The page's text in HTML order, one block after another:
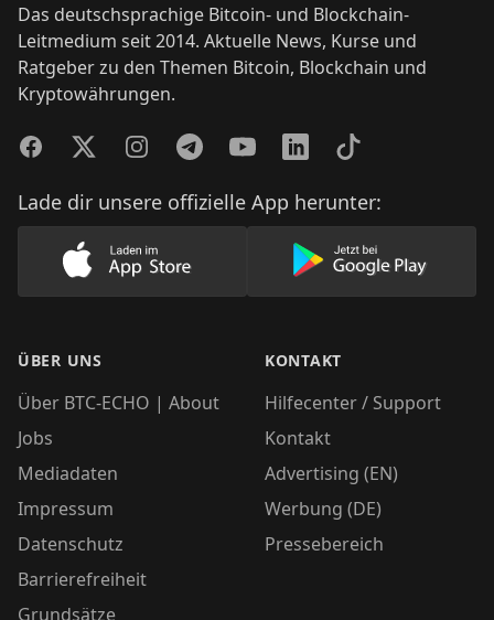
Das deutschsprachige Bitcoin- und Blockchain-
Leitmedium seit 2014. Aktuelle News, Kurse und
Ratgeber zu den Themen Bitcoin, Blockchain und
Kryptowährungen.
FacebookTwitterInstagramTelegramYouTubeLinkedInTikTok
Lade dir unsere offizielle App herunter:
Lade unsere App im AppStore herunter
Lade unsere
ÜBER UNS
Über BTC-ECHO | About
Jobs
Mediadaten
Impressum
Datenschutz
Barrierefreiheit
Grundsätze
KONTAKT
Hilfecenter / Support
Kontakt
Advertising (EN)
Werbung (DE)
Pressebereich